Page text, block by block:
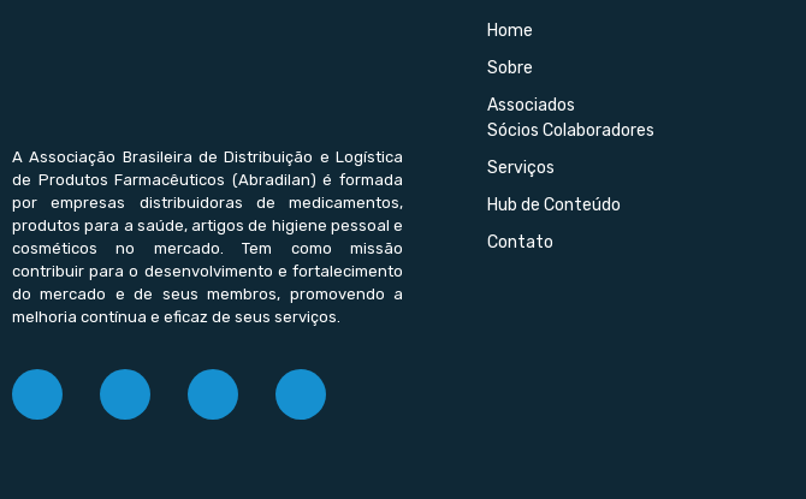
A Associação Brasileira de Distribuição e Logística
de Produtos Farmacêuticos (Abradilan) é formada
por empresas distribuidoras de medicamentos,
produtos para a saúde, artigos de higiene pessoal e
cosméticos no mercado. Tem como missão
contribuir para o desenvolvimento e fortalecimento
do mercado e de seus membros, promovendo a
melhoria contínua e eficaz de seus serviços.
Home
Sobre
Associados
Sócios Colaboradores
Serviços
Hub de Conteúdo
Contato